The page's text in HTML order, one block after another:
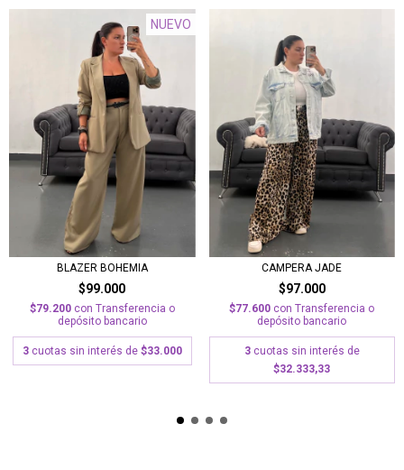
NUEVO
BLAZER BOHEMIA
$99.000
$79.200 con Transferencia o
depósito bancario
3 cuotas sin interés de $33.000
CAMPERA JADE
$97.000
$77.600 con Transferencia o
depósito bancario
3 cuotas sin interés de
$32.333,33